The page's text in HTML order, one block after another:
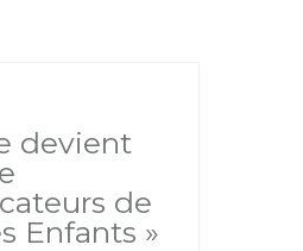
devient
de
Enfants »